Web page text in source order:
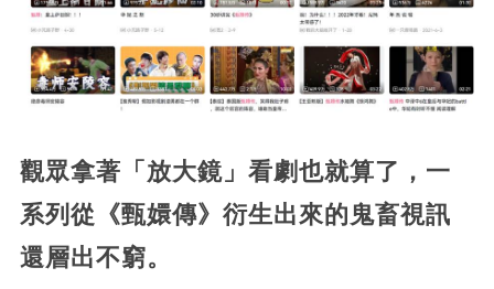
觀眾拿著「放大鏡」 看劇也就算了，一
系列從《甄嬛傳》衍生出來的鬼畜視訊
還層出不窮。